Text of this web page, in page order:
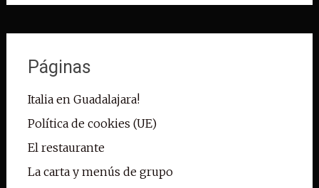
Páginas
Italia en Guadalajara!
Política de cookies (UE)
El restaurante
La carta y menús de grupo